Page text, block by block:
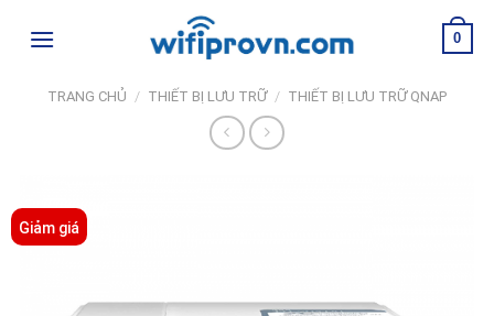
0
TRANG CHỦ / THIẾT BỊ LƯU TRỮ / THIẾT BỊ LƯU TRỮ QNAP
Giảm giá